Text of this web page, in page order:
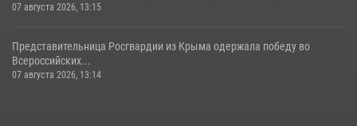
07 августа 2026, 13:15
Представительница Росгвардии из Крыма одержала победу во
Всероссийских...
07 августа 2026, 13:14